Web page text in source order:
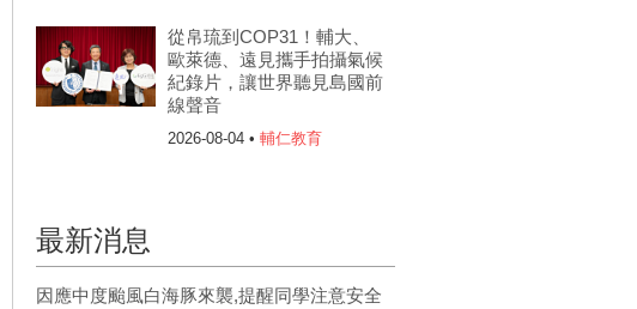
從帛琉到COP31！輔大、
歐萊德、遠見攜手拍攝氣候
紀錄片，讓世界聽見島國前
線聲音
2026-08-04 • 輔仁教育
最新消息
因應中度颱風白海豚來襲,提醒同學注意安全